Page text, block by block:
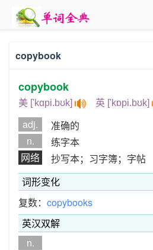
copybook
copybook
美 ['kɑpi.bʊk] 英 ['kɒpi.bʊk]
adj.
准确的
n.
练字本
网络
抄写本；习字簿；字帖
词形变化
复数： copybooks
英汉双解
n.